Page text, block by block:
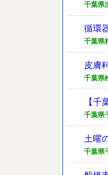
千葉県
循環
千葉県
皮膚
千葉県
【
千葉県
土曜
千葉県